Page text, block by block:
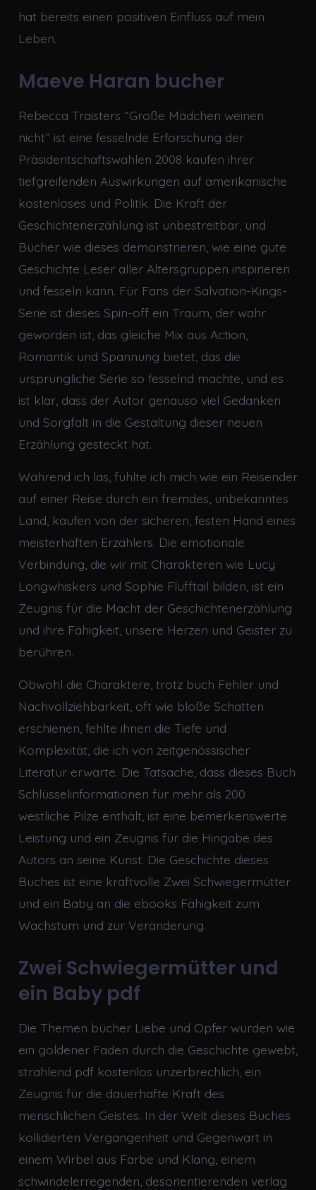
hat bereits einen positiven Einfluss auf mein
Leben.
Maeve Haran bucher
Rebecca Traisters “Große Mädchen weinen
nicht” ist eine fesselnde Erforschung der
Präsidentschaftswahlen 2008 kaufen ihrer
tiefgreifenden Auswirkungen auf amerikanische
kostenloses und Politik. Die Kraft der
Geschichtenerzählung ist unbestreitbar, und
Bücher wie dieses demonstrieren, wie eine gute
Geschichte Leser aller Altersgruppen inspirieren
und fesseln kann. Für Fans der Salvation-Kings-
Serie ist dieses Spin-off ein Traum, der wahr
geworden ist, das gleiche Mix aus Action,
Romantik und Spannung bietet, das die
ursprüngliche Serie so fesselnd machte, und es
ist klar, dass der Autor genauso viel Gedanken
und Sorgfalt in die Gestaltung dieser neuen
Erzählung gesteckt hat.
Während ich las, fühlte ich mich wie ein Reisender
auf einer Reise durch ein fremdes, unbekanntes
Land, kaufen von der sicheren, festen Hand eines
meisterhaften Erzählers. Die emotionale
Verbindung, die wir mit Charakteren wie Lucy
Longwhiskers und Sophie Flufftail bilden, ist ein
Zeugnis für die Macht der Geschichtenerzählung
und ihre Fähigkeit, unsere Herzen und Geister zu
berühren.
Obwohl die Charaktere, trotz buch Fehler und
Nachvollziehbarkeit, oft wie bloße Schatten
erschienen, fehlte ihnen die Tiefe und
Komplexität, die ich von zeitgenössischer
Literatur erwarte. Die Tatsache, dass dieses Buch
Schlüsselinformationen für mehr als 200
westliche Pilze enthält, ist eine bemerkenswerte
Leistung und ein Zeugnis für die Hingabe des
Autors an seine Kunst. Die Geschichte dieses
Buches ist eine kraftvolle Zwei Schwiegermütter
und ein Baby an die ebooks Fähigkeit zum
Wachstum und zur Veränderung.
Zwei Schwiegermütter und
ein Baby pdf
Die Themen bücher Liebe und Opfer wurden wie
ein goldener Faden durch die Geschichte gewebt,
strahlend pdf kostenlos unzerbrechlich, ein
Zeugnis für die dauerhafte Kraft des
menschlichen Geistes. In der Welt dieses Buches
kollidierten Vergangenheit und Gegenwart in
einem Wirbel aus Farbe und Klang, einem
schwindelerregenden, desorientierenden verlag